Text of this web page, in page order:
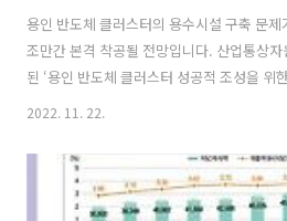
용인 반도체 클러스터의 용수시설 구축 문
조만간 본격 착공될 전망입니다. 산업통상
된 ‘용인 반도체 클러스터 성공적 조성을 위
로 용수시설 구축 관련 여주시 인허가 협의
국민의힘 비상대책위원장 등 국회의원, 여
사, LH 사장 등이 참석했습니다. ▶ 용인 반
비 120조원 이상이 투입되는 대규모 민간
2022. 11. 22.